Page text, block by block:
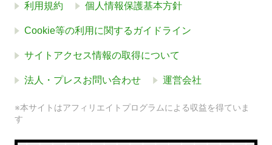
利用規約 個人情報保護基本方針
Cookie等の利用に関するガイドライン
サイトアクセス情報の取得について
法人・プレスお問い合わせ 運営会社
※本サイトはアフィリエイトプログラムによる収益を得ていま
す